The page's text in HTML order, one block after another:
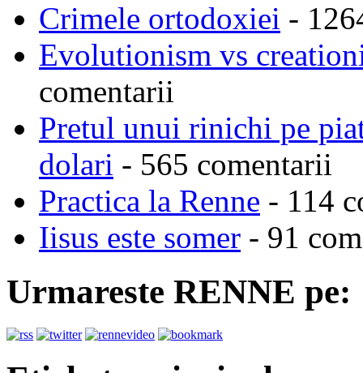
Crimele ortodoxiei -
Evolutionism vs
comentarii
Pretul unui rinichi pe
dolari - 565 comentarii
Practica la Renne - 114
Iisus este somer - 91
Urmareste RENNE pe: